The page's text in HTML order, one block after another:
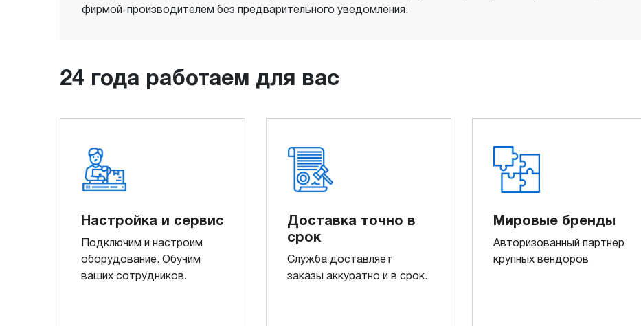
фирмой-производителем без предварительного уведомления.
24 года работаем для вас
Настройка и сервис
Подключим и настроим
оборудование. Обучим
ваших сотрудников.
Доставка точно в
срок
Служба доставляет
заказы аккуратно и в срок.
Мировые бренды
Авторизованный партнер
крупных вендоров